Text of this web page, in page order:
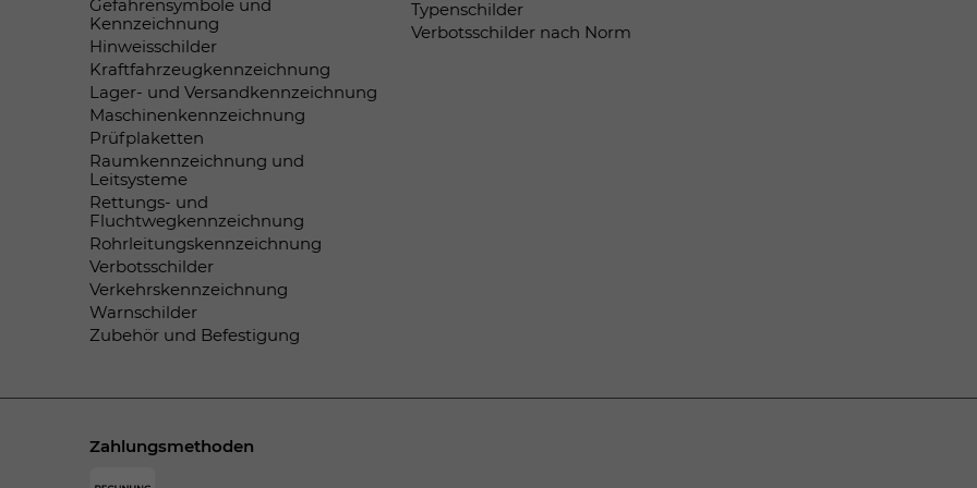
Gefahrensymbole und
Kennzeichnung
Hinweisschilder
Kraftfahrzeugkennzeichnung
Lager- und Versandkennzeichnung
Maschinenkennzeichnung
Prüfplaketten
Raumkennzeichnung und
Leitsysteme
Rettungs- und
Fluchtwegkennzeichnung
Rohrleitungskennzeichnung
Verbotsschilder
Verkehrskennzeichnung
Warnschilder
Zubehör und Befestigung
Typenschilder
Verbotsschilder nach Norm
Zahlungsmethoden